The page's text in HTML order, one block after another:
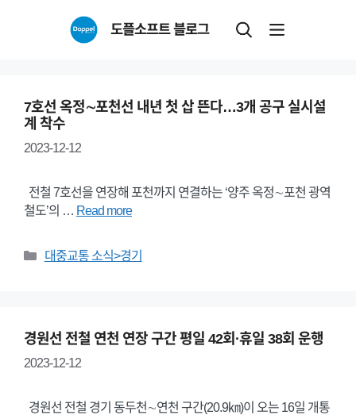
도플소프트 블로그
7호선 옥정∼포천선 내년 첫 삽 뜬다…3개 공구 실시설
계 착수
2023-12-12
전철 7호선을 연장해 포천까지 연결하는 ‘양주 옥정∼포천 광역
철도’의 … Read more
Categories
대중교통 소식>경기
경원선 전철 연천 연장 구간 평일 42회·휴일 38회 운행
2023-12-12
경원선 전철 경기 동두천∼연천 구간(20.9㎞)이 오는 16일 개통